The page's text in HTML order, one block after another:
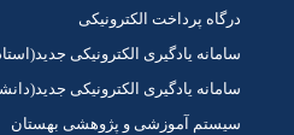
درگاه پرداخت الکترونیکی
سامانه یادگیری الکترونیکی
سامانه یادگیری الکترونیکی
سیستم آموزشی و پژوهشی بهستان